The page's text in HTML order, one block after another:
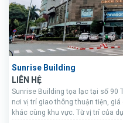
Sunrise Building
LIÊN HỆ
Sunrise Building tọa lạc tại số 90
nơi vị trí giao thông thuận tiện,
khác cùng khu vực. Từ vị trí của